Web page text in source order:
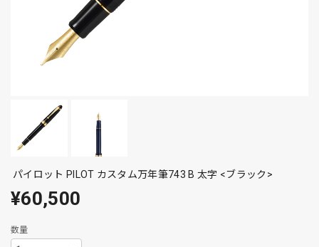
パイロット PILOT カスタム万年筆743 B 太字 <ブラック>
¥60,500
数量